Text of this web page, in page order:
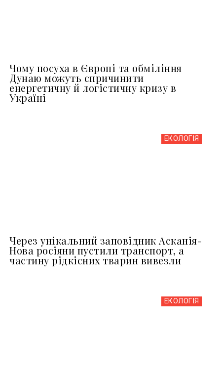
Чому посуха в Європі та обміління
Дунаю можуть спричинити
енергетичну й логістичну кризу в
Україні
ЕКОЛОГІЯ
Через унікальний заповідник Асканія-
Нова росіяни пустили транспорт, а
частину рідкісних тварин вивезли
ЕКОЛОГІЯ